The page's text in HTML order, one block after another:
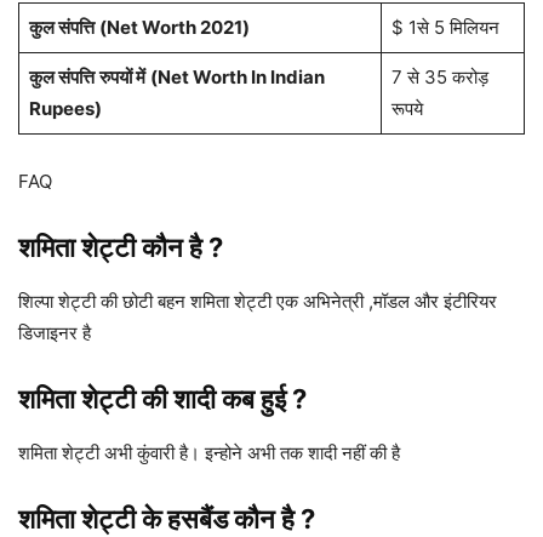
कुल संपत्ति (Net Worth 2021) $ 1से 5 मिलियन
कुल संपत्ति रुपयों में (Net Worth In Indian
Rupees)
7 से 35 करोड़
रूपये
FAQ
शमिता शेट्टी कौन है ?
शिल्पा शेट्टी की छोटी बहन शमिता शेट्टी एक अभिनेत्री ,मॉडल और इंटीरियर
डिजाइनर है
शमिता शेट्टी की शादी कब हुई ?
शमिता शेट्टी अभी कुंवारी है। इन्होने अभी तक शादी नहीं की है
शमिता शेट्टी के हसबैंड कौन है ?